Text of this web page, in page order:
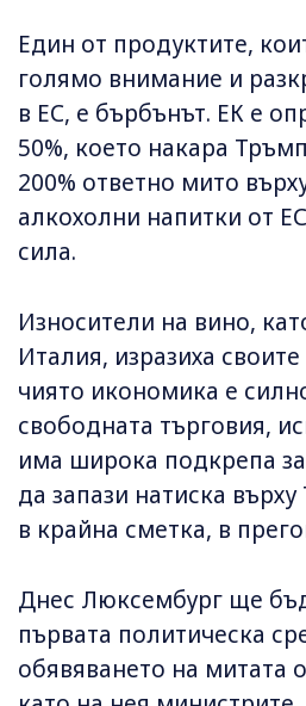
Един от продуктите,
голямо внимание и
в ЕС, е бърбънът. ЕК е
50%, което накара
200% ответно мито
алкохолни напитки от
сила.
Износители на вино,
Италия, изразиха
чиято икономика е
свободната търговия,
има широка подкрепа
да запази натиска
в крайна сметка, в
Днес Люксембург ще
първата политическа
обявяването на митата